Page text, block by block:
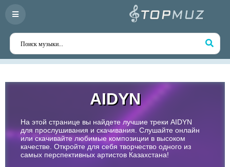
AIDYN
На этой странице вы найдете лучшие треки AIDYN
для прослушивания и скачивания. Слушайте онлайн
или скачивайте любимые композиции в высоком
качестве. Откройте для себя творчество одного из
самых перспективных артистов Казахстана!